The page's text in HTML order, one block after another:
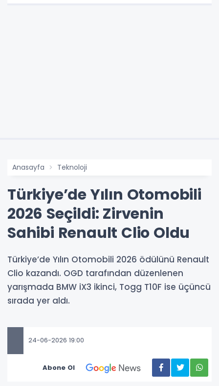
Anasayfa Teknoloji
Türkiye’de Yılın Otomobili
2026 Seçildi: Zirvenin
Sahibi Renault Clio Oldu
Türkiye’de Yılın Otomobili 2026 ödülünü Renault
Clio kazandı. OGD tarafından düzenlenen
yarışmada BMW iX3 ikinci, Togg T10F ise üçüncü
sırada yer aldı.
24-06-2026 19:00
Abone Ol